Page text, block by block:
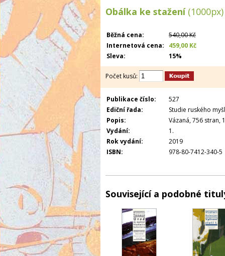
Obálka ke stažení(1000px)
Běžná cena:
540,00 Kč
Internetová cena:
459,00 Kč
Sleva:
15%
Počet kusů:
Publikace číslo:
527
Ediční řada:
Studie ruského
Popis:
Vázaná, 756 stran,
Vydání:
1.
Rok vydání:
2019
ISBN:
978-80-7412-340-5
Související a podobné